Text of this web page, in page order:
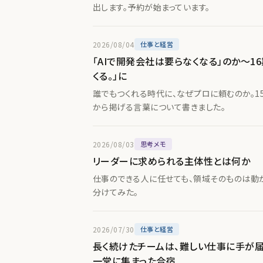
出します。予約が始まっています。
2026/08/04 仕事と経営
「AIで開発会社は要らなくなる」のか〜16
くる。」に
誰でもつくれる時代に、なぜプロに頼むのか。
から掲げる言葉について書きました。
2026/08/03 思考メモ
リーダーに求められる主体性とは何か
仕事のできる人に任せても、領域そのものは動
分けてみた。
2026/07/30 仕事と経営
長く続けたチームは、難しい仕事に手が